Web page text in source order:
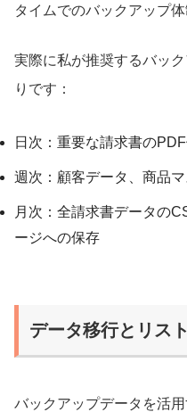
タイムでのバックアップ体
実際に私が推奨するバッ
りです：
日次：重要な請求書の
週次：顧客データ、商品
月次：全請求書データの
ージへの保存
データ移行とリス
バックアップデータを活